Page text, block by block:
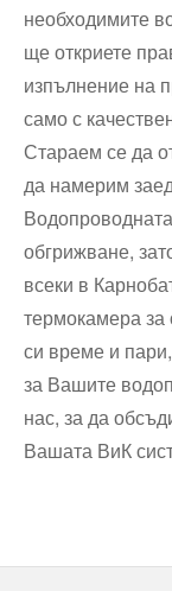
необходимите
ще откриете
изпълнение на
само с
Стараем се да
да намерим
обгрижване,
всеки в
термокамера за
си време и
за Вашите
нас, за да
Вашата ВиК